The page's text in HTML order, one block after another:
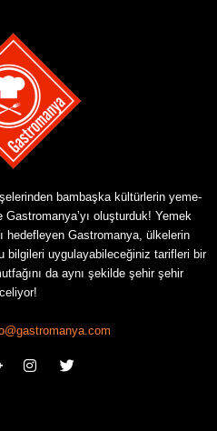
bambaşka kültürlerin yeme-
Gastromanya’yı oluşturduk! Yemek
hedefleyen Gastromanya, ülkelerin
bilgileri uygulayabileceğiniz tarifleri bir
da aynı şekilde şehir şehir